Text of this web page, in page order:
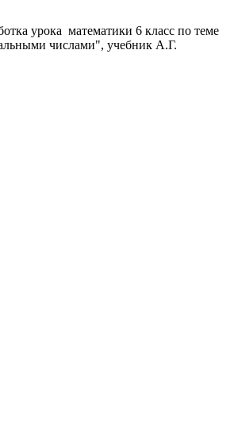
урока математики 6 класс по теме
числами", учебник А.Г.